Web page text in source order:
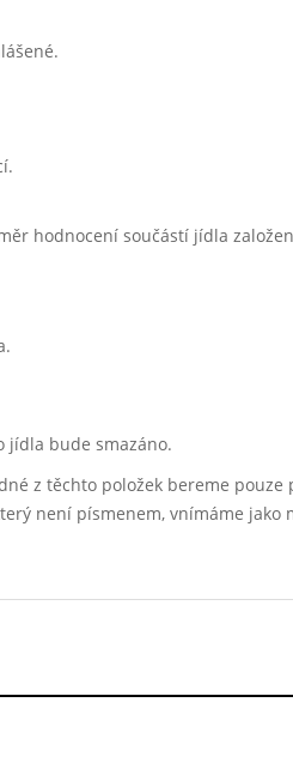
hodnocení součástí jídla
jídla bude smazáno.
z těchto položek bereme pouze
není písmenem, vnímáme jako